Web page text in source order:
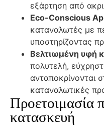
εξάρτηση από
Eco-Conscious
καταναλωτές με
υποστηρίζοντας
Βελτιωμένη υφή
πολυτελή,
ανταποκρίνονται
καταναλωτικές
Προετοιμασία
κατασκευή